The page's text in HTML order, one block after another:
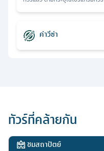
ค่าวีซ่า
ทัวร์ที่คล้ายกัน
ชมสถาปัตย์